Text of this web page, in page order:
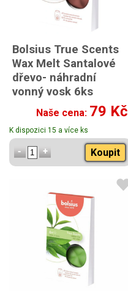
Bolsius True Scents
Wax Melt Santalové
dřevo- náhradní
vonný vosk 6ks
Naše cena: 79 Kč
K dispozici 15 a více ks
Koupit